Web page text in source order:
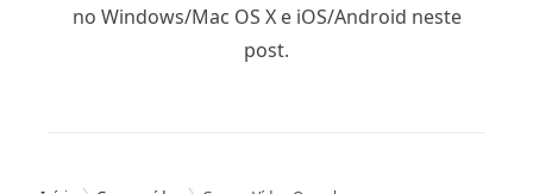
no Windows/Mac OS X e iOS/Android neste
post.